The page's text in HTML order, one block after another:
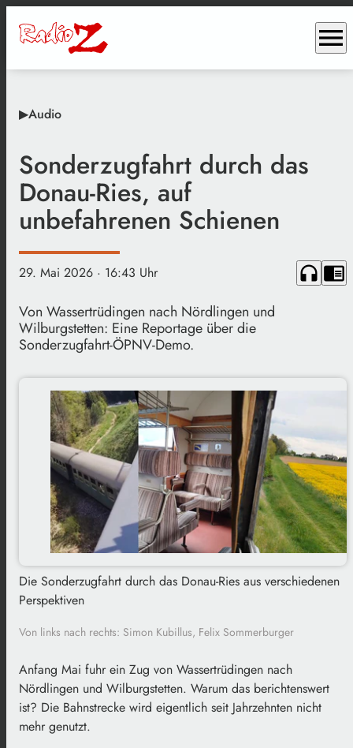
menu
▶Audio
Sonderzugfahrt durch das
Donau-Ries, auf
unbefahrenen Schienen
29. Mai 2026 · 16:43 Uhr headphones chrome_reader_mode
Von Wassertrüdingen nach Nördlingen und
Wilburgstetten: Eine Reportage über die
Sonderzugfahrt-ÖPNV-Demo.
Die Sonderzugfahrt durch das Donau-Ries aus verschiedenen
Perspektiven
Von links nach rechts: Simon Kubillus, Felix Sommerburger
Anfang Mai fuhr ein Zug von Wassertrüdingen nach
Nördlingen und Wilburgstetten. Warum das berichtenswert
ist? Die Bahnstrecke wird eigentlich seit Jahrzehnten nicht
mehr genutzt.